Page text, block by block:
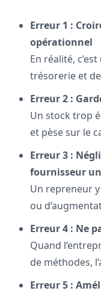
Erreur 1 :
opérationnel
En réalité,
trésorerie et
Erreur 2 :
Un stock trop
et pèse sur le
Erreur 3 :
fournisseur
Un repreneur
ou
Erreur 4 : Ne
Quand
de méthodes,
Erreur 5 :